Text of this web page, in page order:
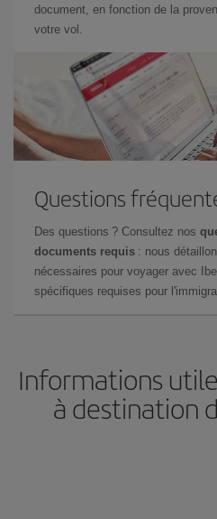
document, en fonction de la
votre vol.
Questions
Des questions ? Consultez nos
documents requis : nous
nécessaires pour voyager avec
spécifiques requises pour
Informations
à destination